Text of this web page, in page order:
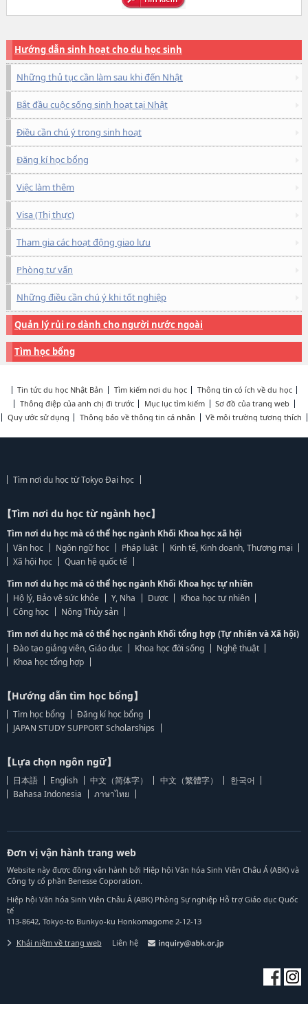
Hướng dẫn sinh hoạt cho du học sinh
Những thủ tục cần làm sau khi đến Nhật
Bắt đầu cuộc sống sinh hoạt tại Nhật
Điều cần chú ý trong sinh hoạt
Đăng kí học bổng
Việc làm thêm
Visa (Thị thực)
Tham gia các hoạt động giao lưu
Phòng tư vấn
Những điều cần chú ý khi tốt nghiệp
Quản lý rủi ro dành cho người nước ngoài
Tìm học bổng
Tin tức du học Nhật Bản Tìm kiếm nơi du học
Thông tin có ích về du học
Thông điệp của anh chị đi trước
Mục lục tìm kiếm
Sơ đồ của trang web
Quy ước sử dụng
Thông báo về thông tin cá nhân Về môi trường tương thích
Tìm nơi du học từ Tokyo Đại học
【Tìm nơi du học từ ngành học】
Tìm nơi du học mà có thể học ngành Khối Khoa học xã hội
Văn học
Ngôn ngữ học Pháp luật
Kinh tế, Kinh doanh, Thương mại
Xã hội học
Quan hệ quốc tế
Tìm nơi du học mà có thể học ngành Khối Khoa học tự nhiên
Hộ lý, Bảo vệ sức khỏe
Y, Nha Dược
Khoa học tự nhiên
Công học
Nông Thủy sản
Tìm nơi du học mà có thể học ngành Khối tổng hợp (Tự nhiên và Xã hội)
Đào tạo giảng viên, Giáo dục
Khoa học đời sống
Nghệ thuật
Khoa học tổng hợp
【Hướng dẫn tìm học bổng】
Tìm học bổng
Đăng kí học bổng
JAPAN STUDY SUPPORT Scholarships
【Lựa chọn ngôn ngữ】
日本語 English 中文（简体字） 中文（繁體字）
한국어
Bahasa Indonesia
ภาษาไทย
Đơn vị vận hành trang web
Website này được đồng vận hành bởi Hiệp hội Văn hóa Sinh Viên Châu Á (ABK) và
Công ty cổ phần Benesse Coporation.
Hiệp hội Văn hóa Sinh Viên Châu Á (ABK) Phòng Sự nghiệp Hỗ trợ Giáo dục Quốc
tế
113-8642, Tokyo-to Bunkyo-ku Honkomagome 2-12-13
Khái niệm về trang web Liên hệ